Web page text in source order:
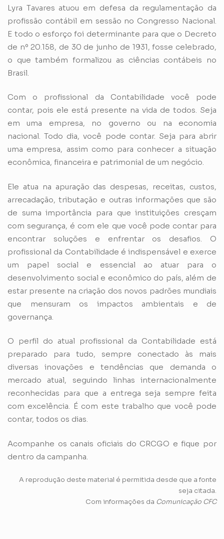
Lyra Tavares atuou em defesa da regulamentação da
profissão contábil em sessão no Congresso Nacional.
E todo o esforço foi determinante para que o Decreto
de nº 20.158, de 30 de junho de 1931, fosse celebrado,
o que também formalizou as ciências contábeis no
Brasil.
Com o profissional da Contabilidade você pode
contar, pois ele está presente na vida de todos. Seja
em uma empresa, no governo ou na economia
nacional. Todo dia, você pode contar. Seja para abrir
uma empresa, assim como para conhecer a situação
econômica, financeira e patrimonial de um negócio.
Ele atua na apuração das despesas, receitas, custos,
arrecadação, tributação e outras informações que são
de suma importância para que instituições cresçam
com segurança, é com ele que você pode contar para
encontrar soluções e enfrentar os desafios. O
profissional da Contabilidade é indispensável e exerce
um papel social e essencial ao atuar para o
desenvolvimento social e econômico do país, além de
estar presente na criação dos novos padrões mundiais
que mensuram os impactos ambientais e de
governança.
O perfil do atual profissional da Contabilidade está
preparado para tudo, sempre conectado às mais
diversas inovações e tendências que demanda o
mercado atual, seguindo linhas internacionalmente
reconhecidas para que a entrega seja sempre feita
com excelência. É com este trabalho que você pode
contar, todos os dias.
Acompanhe os canais oficiais do CRCGO e fique por
dentro da campanha.
A reprodução deste material é permitida desde que a fonte
seja citada.
Com informações da Comunicação CFC